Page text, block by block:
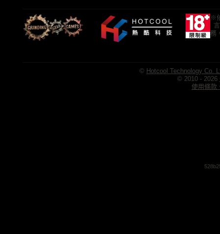
※
務
© Hotcool Technology Co.
© 2010 - 2026
使用條款